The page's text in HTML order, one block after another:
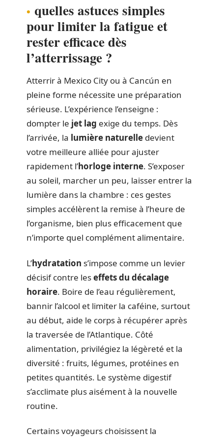
quelles astuces simples
pour limiter la fatigue et
rester efficace dès
l’atterrissage ?
Atterrir à Mexico City ou à Cancún en
pleine forme nécessite une préparation
sérieuse. L’expérience l’enseigne :
dompter le jet lag exige du temps. Dès
l’arrivée, la lumière naturelle devient
votre meilleure alliée pour ajuster
rapidement l’horloge interne. S’exposer
au soleil, marcher un peu, laisser entrer la
lumière dans la chambre : ces gestes
simples accélèrent la remise à l’heure de
l’organisme, bien plus efficacement que
n’importe quel complément alimentaire.
L’hydratation s’impose comme un levier
décisif contre leseffets du décalage
horaire. Boire de l’eau régulièrement,
bannir l’alcool et limiter la caféine, surtout
au début, aide le corps à récupérer après
la traversée de l’Atlantique. Côté
alimentation, privilégiez la légèreté et la
diversité : fruits, légumes, protéines en
petites quantités. Le système digestif
s’acclimate plus aisément à la nouvelle
routine.
Certains voyageurs choisissent la